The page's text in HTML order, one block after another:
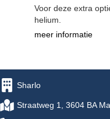
Voor deze extra
helium.
meer informatie
Sharlo
Straatweg 1, 3604 BA